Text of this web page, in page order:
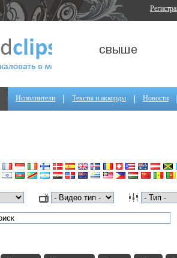
Исполнители Тексты и аккорды Новости